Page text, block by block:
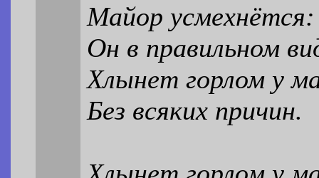
Майор
Он в правильном
Хлынет горлом у
Без всяких причин.